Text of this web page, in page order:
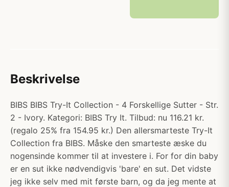
Beskrivelse
BIBS BIBS Try-It Collection - 4 Forskellige Sutter - Str.
2 - Ivory. Kategori: BIBS Try It. Tilbud: nu 116.21 kr.
(regalo 25% fra 154.95 kr.) Den allersmarteste Try-It
Collection fra BIBS. Måske den smarteste æske du
nogensinde kommer til at investere i. For for din baby
er en sut ikke nødvendigvis 'bare' en sut. Det vidste
jeg ikke selv med mit første barn, og da jeg mente at